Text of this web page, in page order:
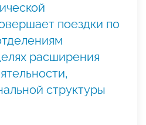
поездки по
расширения
структуры